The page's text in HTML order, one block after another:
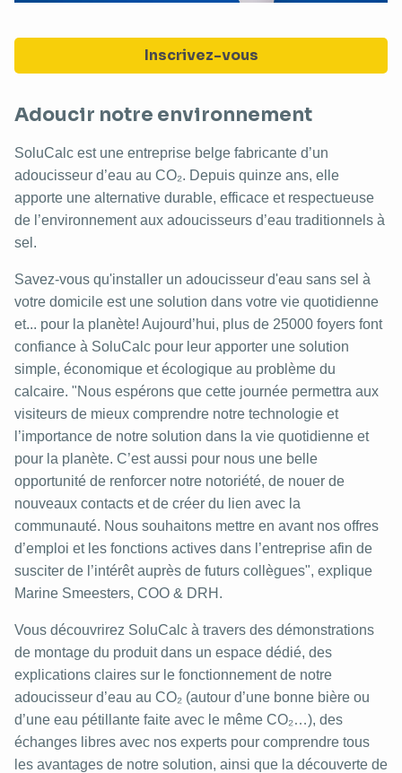
Inscrivez-vous
Adoucir notre environnement
SoluCalc est une entreprise belge fabricante d’un
adoucisseur d’eau au CO₂. Depuis quinze ans, elle
apporte une alternative durable, efficace et respectueuse
de l’environnement aux adoucisseurs d’eau traditionnels à
sel.
Savez-vous qu'installer un adoucisseur d'eau sans sel à
votre domicile est une solution dans votre vie quotidienne
et... pour la planète! Aujourd’hui, plus de 25000 foyers font
confiance à SoluCalc pour leur apporter une solution
simple, économique et écologique au problème du
calcaire. "Nous espérons que cette journée permettra aux
visiteurs de mieux comprendre notre technologie et
l’importance de notre solution dans la vie quotidienne et
pour la planète. C’est aussi pour nous une belle
opportunité de renforcer notre notoriété, de nouer de
nouveaux contacts et de créer du lien avec la
communauté. Nous souhaitons mettre en avant nos offres
d’emploi et les fonctions actives dans l’entreprise afin de
susciter de l’intérêt auprès de futurs collègues", explique
Marine Smeesters, COO & DRH.
Vous découvrirez SoluCalc à travers des démonstrations
de montage du produit dans un espace dédié, des
explications claires sur le fonctionnement de notre
adoucisseur d’eau au CO₂ (autour d’une bonne bière ou
d’une eau pétillante faite avec le même CO₂…), des
échanges libres avec nos experts pour comprendre tous
les avantages de notre solution, ainsi que la découverte de